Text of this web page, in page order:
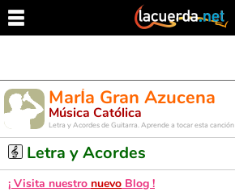
MarÍa Gran Azucena
Música Católica
Letra y Acordes de Guitarra. Aprende a tocar esta canción
Letra y Acordes
¡ Visita nuestro nuevo Blog !